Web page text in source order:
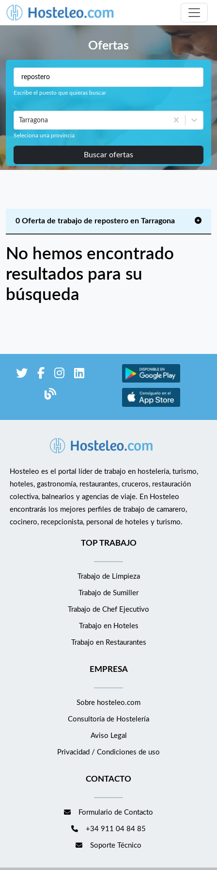
Ofertas
Escribe el puesto que quieras buscar
Tarragona
Seleciona una provincia
Buscar ofertas
0 Oferta de trabajo de repostero en Tarragona
No hemos encontrado
resultados para su
búsqueda
Hosteleo es el portal líder de trabajo en hostelería, turismo,
hoteles, gastronomía, restaurantes, cruceros, restauración
colectiva, balnearios y agencias de viaje. En Hosteleo
encontrarás los mejores perfiles de trabajo de camarero,
cocinero, recepcionista, personal de hoteles y turismo.
TOP TRABAJO
Trabajo de Limpieza
Trabajo de Sumiller
Trabajo de Chef Ejecutivo
Trabajo en Hoteles
Trabajo en Restaurantes
EMPRESA
Sobre hosteleo.com
Consultoría de Hostelería
Aviso Legal
Privacidad / Condiciones de uso
CONTACTO
Formulario de Contacto
+34 911 04 84 85
Soporte Técnico